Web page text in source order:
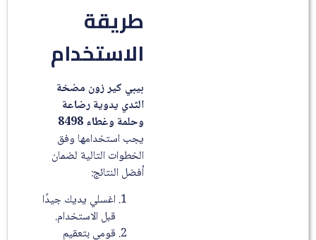
طريقة
الاستخدام
بيبي كير زون مضخة
الثدي يدوية رضاعة
وحلمة وغطاء 8498
يجب استخدامها وفق
الخطوات التالية لضمان
أفضل النتائج:
اغسلي يديك جيدًا
قبل الاستخدام.
قومي بتعقيم